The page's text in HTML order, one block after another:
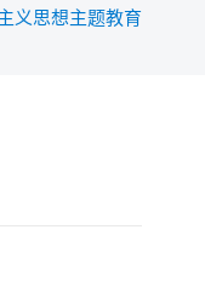
义思想主题教育